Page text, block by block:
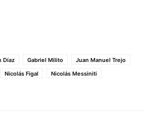
Díaz Gabriel Milito
Juan Manuel Trejo
Nicolás Figal
Nicolás Messiniti